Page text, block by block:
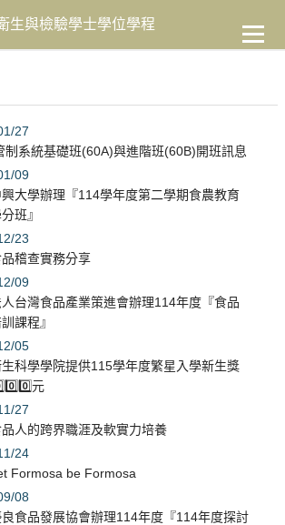
生與檢驗學士學位學程
27
制系統基礎班(60A)與進階班(60B)開班訊息
09
興大學辦理『114學年度第二學期食農教育
班』
23
品稽查實務分享
09
人台灣食品產業策進會辦理114年度『食品
課程』
05
科學學院提供115學年度繁星入學新生獎
元
27
品人的跨界職涯及軟實力培養
24
Formosa be Formosa
08
良食品發展協會辦理114年度『114年度探討